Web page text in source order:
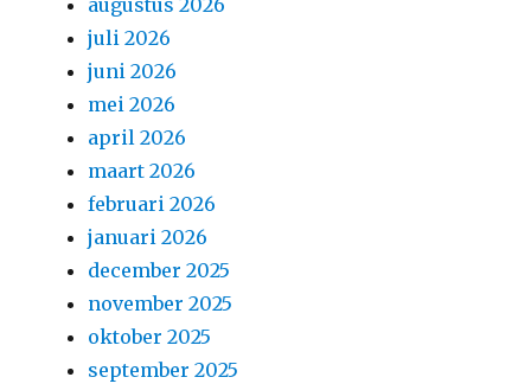
augustus 2026
juli 2026
juni 2026
mei 2026
april 2026
maart 2026
februari 2026
januari 2026
december 2025
november 2025
oktober 2025
september 2025